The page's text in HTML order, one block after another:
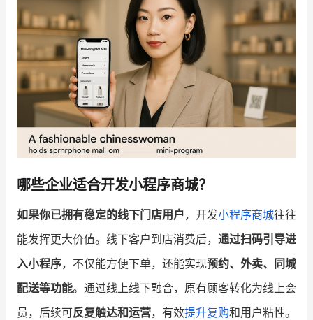
增长俱乐部
增长俱乐部 有赞商盟
商家社区 社群交流
合作共进
入驻有赞 认证代理商
认证服务商 设计服务商
有赞云 数据通服务
哪些企业适合开发小程序商城？
如果你已拥有稳定的线下门店用户，开发小程序商城往往
能发挥更大价值。线下客户到店消费后， 通过扫码引导进
入小程序，不仅能方便下单，还能实现预约、外卖、同城
配送等功能。通过线上线下融合，原有顾客转化为线上会
员，后续可反复触达和运营，有效提升复购和用户粘性。